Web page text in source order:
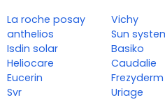
La roche posay
anthelios
Isdin solar
Heliocare
Eucerin
Svr
Vichy
Sun
Basiko
Caudalie
Frezyderm
Uriage